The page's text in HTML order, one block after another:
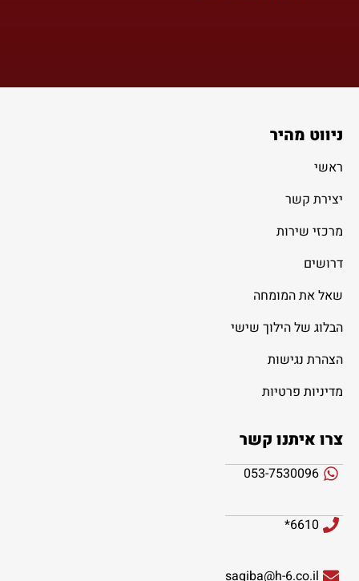
ניווט מהיר
ראשי
יצירת קשר
מרכזי שירות
דרושים
שאל את המומחה
הבלוג של הילוך שישי
הצהרת נגישות
מדיניות פרטיות
צרו איתנו קשר
053-7530096
6610*
sagiba@h-6.co.il